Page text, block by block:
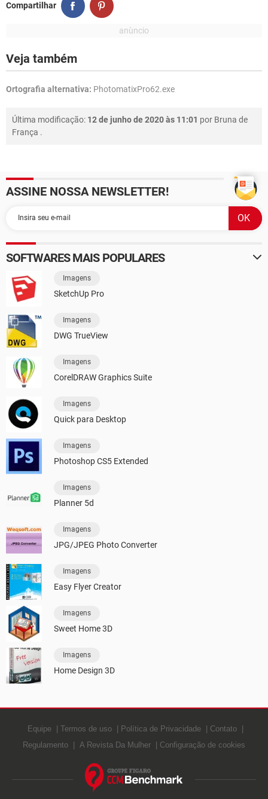
Compartilhar
Veja também
Ortografia alternativa: PhotomatixPro62.exe
Última modificação: 12 de junho de 2020 às 11:01 por Bruna de
França .
ASSINE NOSSA NEWSLETTER!
SOFTWARES MAIS POPULARES
Imagens
SketchUp Pro
Imagens
DWG TrueView
Imagens
CorelDRAW Graphics Suite
Imagens
Quick para Desktop
Imagens
Photoshop CS5 Extended
Imagens
Planner 5d
Imagens
JPG/JPEG Photo Converter
Imagens
Easy Flyer Creator
Imagens
Sweet Home 3D
Imagens
Home Design 3D
Equipe Termos de uso Política de Privacidade
Contato
Regulamento
A Revista Da Mulher Configuração de cookies